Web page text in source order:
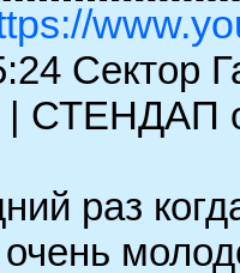
Сектор
| СТЕНДАП
раз